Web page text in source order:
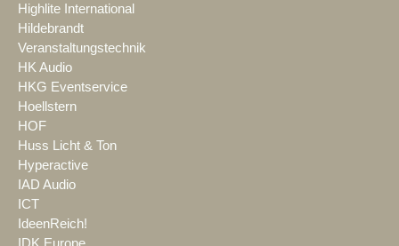
Highlite International
Hildebrandt
Veranstaltungstechnik
HK Audio
HKG Eventservice
Hoellstern
HOF
Huss Licht & Ton
Hyperactive
IAD Audio
ICT
IdeenReich!